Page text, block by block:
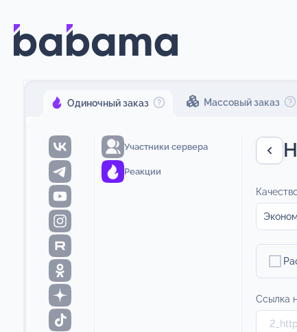
Одиночный заказ Массовый заказ
Участники сервера
Реакции
Ссылка